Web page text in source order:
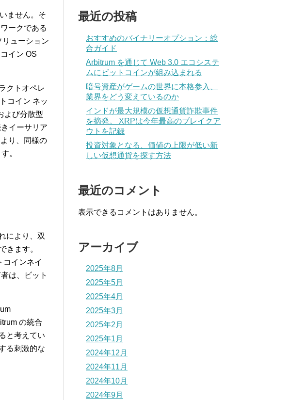
ません。そ
ークである
ューション
イン OS
クトオペレ
コイン ネッ
よび分散型
イーサリア
り、同様の
。
により、双
きます。
コインネイ
は、ビット
の統合
と考えてい
る刺激的な
最近の投稿
おすすめのバイナリーオプション：総
合ガイド
Arbitrum を通じて Web 3.0 エコシステ
ムにビットコインが組み込まれる
暗号資産がゲームの世界に本格参入、
業界をどう変えているのか
インドが最大規模の仮想通貨詐欺事件
を摘発。 XRPは今年最高のブレイクア
ウトを記録
投資対象となる、価値の上限が低い新
しい仮想通貨を探す方法
最近のコメント
表示できるコメントはありません。
アーカイブ
2025年8月
2025年5月
2025年4月
2025年3月
2025年2月
2025年1月
2024年12月
2024年11月
2024年10月
2024年9月